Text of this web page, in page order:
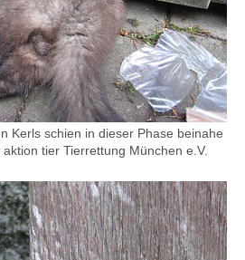
Kerls schien in dieser Phase beinahe
tier Tierrettung München e.V.